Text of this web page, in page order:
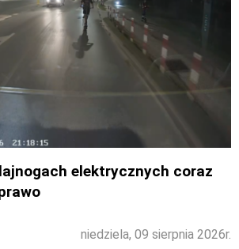
elektrycznych coraz
niedziela, 09 sierpnia 2026r.